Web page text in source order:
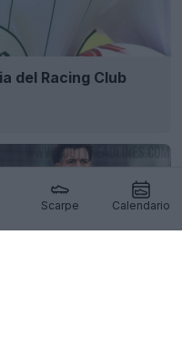
Scarpe Calendario
del Racing Club